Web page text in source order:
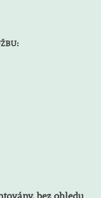
bez ohledu